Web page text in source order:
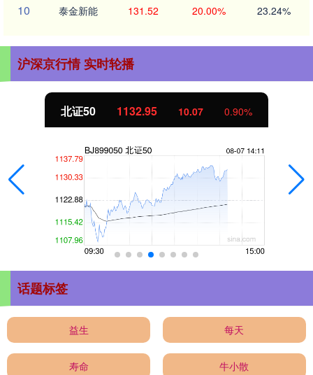
10 泰金新能 131.52 20.00% 23.24%
沪深京行情 实时轮播
北证50 1133.10 10.22 0.91%
话题标签
益生 每天
寿命 牛小散